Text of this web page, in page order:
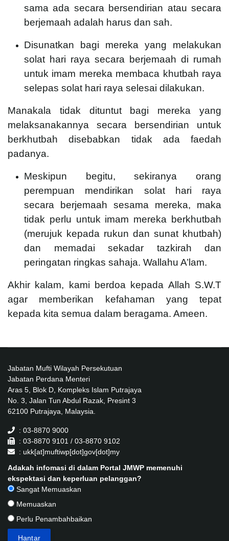
sama ada secara bersendirian atau secara
berjemaah adalah harus dan sah.
Disunatkan bagi mereka yang melakukan
solat hari raya secara berjemaah di rumah
untuk imam mereka membaca khutbah raya
selepas solat hari raya selesai dilakukan.
Manakala tidak dituntut bagi mereka yang
melaksanakannya secara bersendirian untuk
berkhutbah disebabkan tidak ada faedah
padanya.
Meskipun begitu, sekiranya orang
perempuan mendirikan solat hari raya
secara berjemaah sesama mereka, maka
tidak perlu untuk imam mereka berkhutbah
(merujuk kepada rukun dan sunat khutbah)
dan memadai sekadar tazkirah dan
peringatan ringkas sahaja. Wallahu A’lam.
Akhir kalam, kami berdoa kepada Allah S.W.T
agar memberikan kefahaman yang tepat
kepada kita semua dalam beragama. Ameen.
Jabatan Mufti Wilayah Persekutuan
Jabatan Perdana Menteri
Aras 5, Blok D, Kompleks Islam Putrajaya
No. 3, Jalan Tun Abdul Razak, Presint 3
62100 Putrajaya, Malaysia.
: 03-8870 9000
: 03-8870 9101 / 03-8870 9102
: ukk[at]muftiwp[dot]gov[dot]my
Adakah infomasi di dalam Portal JMWP memenuhi
ekspektasi dan keperluan pelanggan?
Sangat Memuaskan
Memuaskan
Perlu Penambahbaikan